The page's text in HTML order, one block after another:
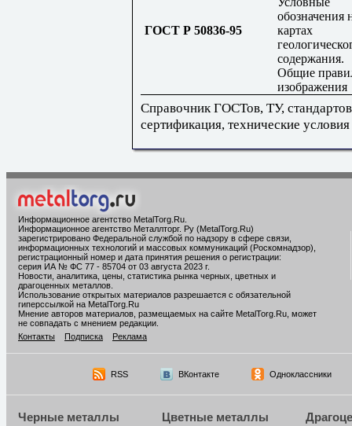
ГОСТ Р 50836-95
обозначения
картах
содержания.
Общие
изображения
Справочник ГОСТов, ТУ,
сертификация, технические условия
Информационное агентство MetalTorg.Ru
Информационное агентство Металлторг. Ру (MetalTorg.Ru)
зарегистрировано Федеральной службой по надзору в сфере связи,
информационных технологий и массовых коммуникаций (Роскомнадзор),
регистрационный номер и дата принятия решения о регистрации:
серия ИА № ФС 77 - 85704 от 03 августа 2023 г.
Новости, аналитика, цены, статистика рынка черных, цветных и
драгоценных металлов.
Использование открытых материалов разрешается с обязательной
гиперссылкой на MetalTorg.Ru
Мнение авторов материалов, размещаемых на сайте MetalTorg.Ru, может
не совпадать с мнением редакции.
Контакты
Подписка Реклама
RSS ВКонтакте Одноклассники
Черные металлы Цветные металлы